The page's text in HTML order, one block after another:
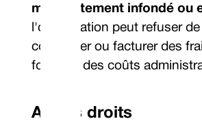
manifestement infondé ou
l'organisation peut refuser
conformer ou facturer des
fonction des coûts
Autres droits